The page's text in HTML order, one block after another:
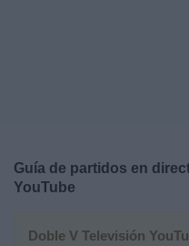
Guía de partidos en
YouTube
Doble V Televisión
Noticias